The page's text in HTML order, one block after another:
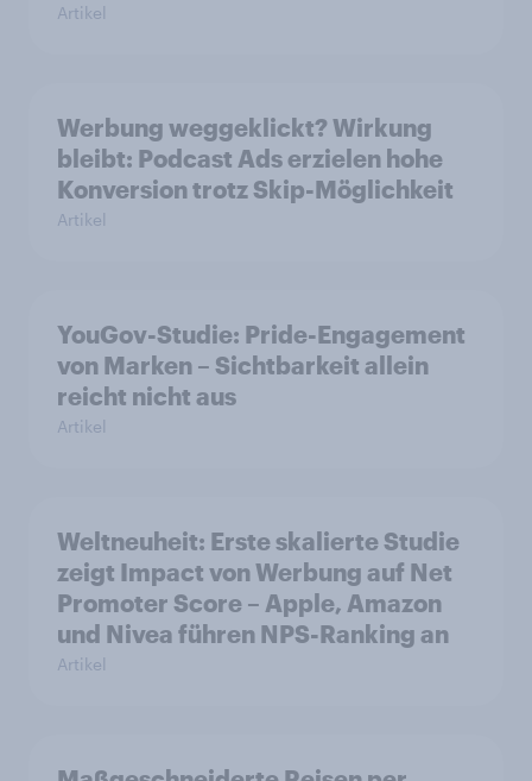
Artikel
Werbung weggeklickt? Wirkung
bleibt: Podcast Ads erzielen hohe
Konversion trotz Skip-Möglichkeit
Artikel
YouGov-Studie: Pride-Engagement
von Marken – Sichtbarkeit allein
reicht nicht aus
Artikel
Weltneuheit: Erste skalierte Studie
zeigt Impact von Werbung auf Net
Promoter Score – Apple, Amazon
und Nivea führen NPS-Ranking an
Artikel